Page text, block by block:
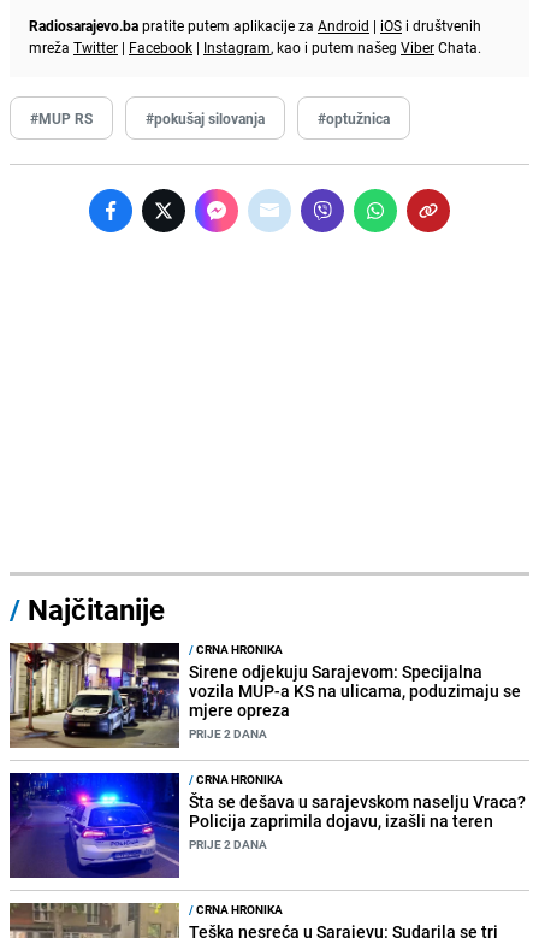
Radiosarajevo.bapratite putem aplikacije za Android | iOS i društvenih
mreža Twitter | Facebook | Instagram, kao i putem našeg ViberChata.
#MUP RS #pokušaj silovanja #optužnica
/ Najčitanije
/CRNA HRONIKA
Sirene odjekuju Sarajevom: Specijalna
vozila MUP-a KS na ulicama, poduzimaju se
mjere opreza
PRIJE 2 DANA
/CRNA HRONIKA
Šta se dešava u sarajevskom naselju Vraca?
Policija zaprimila dojavu, izašli na teren
PRIJE 2 DANA
/CRNA HRONIKA
Teška nesreća u Sarajevu: Sudarila se tri